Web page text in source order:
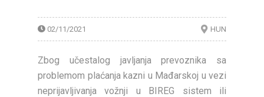
02/11/2021 HUN
Zbog učestalog javljanja prevoznika sa
problemom plaćanja kazni u Mađarskoj u vezi
neprijavljivanja vožnji u BIREG sistem ili